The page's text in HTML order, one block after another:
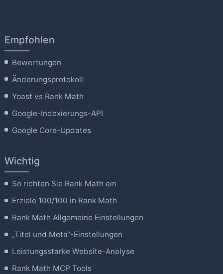
Empfohlen
Bewertungen
Änderungsprotokoll
Yoast vs Rank Math
Google-Indexierungs-API
Google Core-Updates
Wichtig
So richten Sie Rank Math ein
Erziele 100/100 in Rank Math
Rank Math Allgemeine Einstellungen
„Titel und Meta“-Einstellungen
Leistungsstarke Website-Analyse
Rank Math MCP Tools